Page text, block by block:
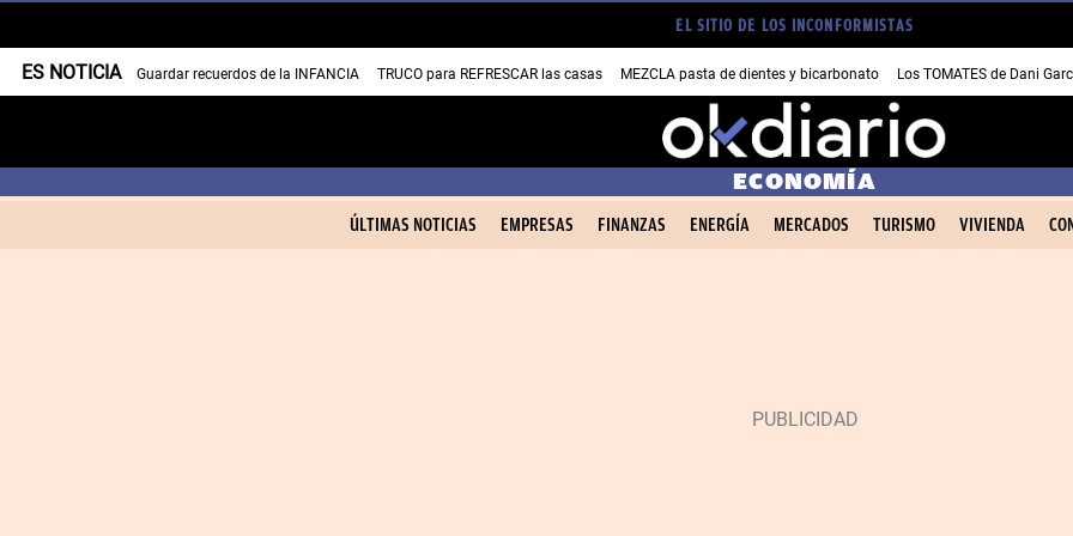
EL SITIO DE LOS INCONFORMISTAS
ES NOTICIA Guardar recuerdos de la INFANCIA TRUCO para REFRESCAR las casas MEZCLA pasta de dientes y bicarbonato Los TOMATES de Dani
ECONOMÍA
ÚLTIMAS NOTICIAS EMPRESAS FINANZAS ENERGÍA MERCADOS TURISMO VIVIENDA